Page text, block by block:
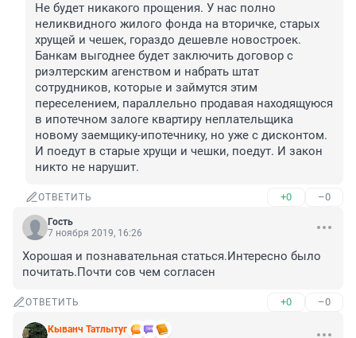
Не будет никакого прощения. У нас полно
неликвидного жилого фонда на вторичке, старых
хрущей и чешек, гораздо дешевле новостроек.
Банкам выгоднее будет заключить договор с
риэлтерским агенством и набрать штат
сотрудников, которые и займутся этим
переселением, параллельно продавая находящуюся
в ипотечном залоге квартиру неплательщика
новому заемщику-ипотечнику, но уже с дисконтом.
И поедут в старые хрущи и чешки, поедут. И закон
никто не нарушит.
ОТВЕТИТЬ +0 –0
Гость
7 ноября 2019, 16:26
Хорошая и познавательная статься.Интересно было
почитать.Почти сов чем согласен
ОТВЕТИТЬ +0 –0
Кыванч Татлытуг